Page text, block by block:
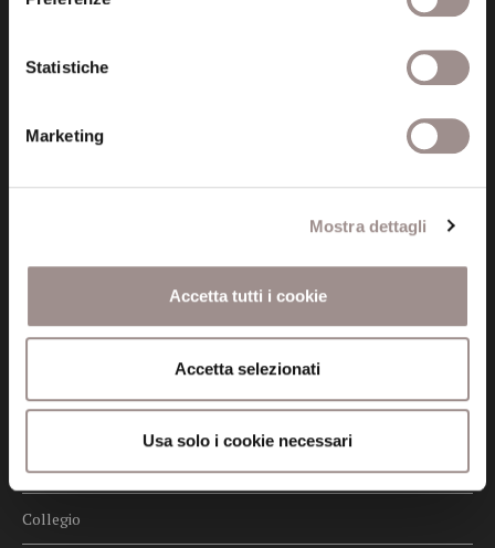
Statistiche
Marketing
Mostra dettagli
Accetta tutti i cookie
Accetta selezionati
Usa solo i cookie necessari
Privacy
Credits
Fondazione
Centro Studi Religiosi
Scuola Alti Studi
Collegio